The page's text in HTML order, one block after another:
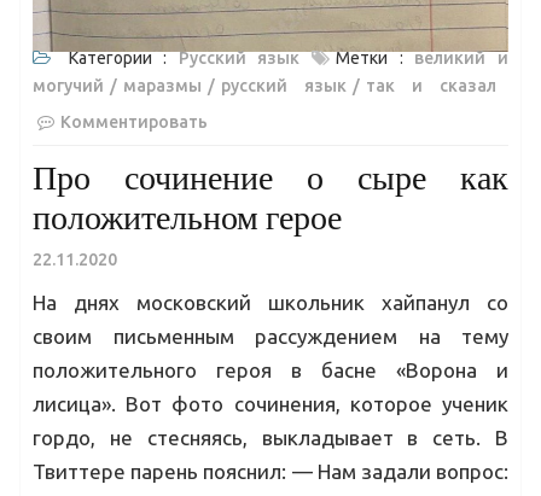
Категории :Русский язык Метки :великий и
могучий
маразмы русский язык
так и сказал
Комментировать
Про сочинение о сыре как
положительном герое
22.11.2020
На днях московский школьник хайпанул со
своим письменным рассуждением на тему
положительного героя в басне «Ворона и
лисица». Вот фото сочинения, которое ученик
гордо, не стесняясь, выкладывает в сеть. В
Твиттере парень пояснил: — Нам задали вопрос: